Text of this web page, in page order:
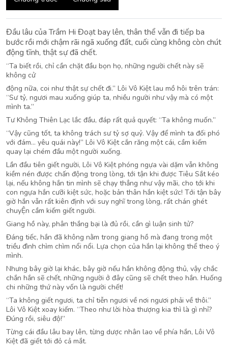
Đầu lâu của Trầm Hi Đoạt bay lên, thân thể vẫn đi tiếp ba
bước rồi mới chậm rãi ngã xuống đất, cuối cùng không còn chút
động tĩnh, thật sự đã chết.
“Ta biết rồi, chỉ cần chặt đầu bọn họ, những người chết này sẽ
không cử
động nữa, coi như thật sự chết đi.” Lôi Vô Kiệt lau mồ hôi trên trán:
“Sư tỷ, ngươi mau xuống giúp ta, nhiều người như vậy mà có một
mình ta.”
Tư Không Thiên Lạc lắc đầu, đáp rất quả quyết: “Ta không muốn.”
“Vậy cũng tốt, ta không trách sư tỷ sợ quỷ. Vậy để mình ta đối phó
với đám… yêu quái này!” Lôi Vô Kiệt cắn răng một cái, cầm kiếm
quay lại chém đầu một người xuống.
Lần đầu tiên giết người, Lôi Vô Kiệt phóng ngựa vài dặm vẫn không
kiềm nén được chấn động trong lòng, tới tận khi được Tiêu Sắt kéo
lại, nếu không hắn tin mình sẽ chạy thẳng như vậy mãi, cho tới khi
con ngựa hắn cưỡi kiệt sức, hoặc bản thân hắn kiệt sức! Tới tận bây
giờ hắn vẫn rất kiên định với suy nghĩ trong lòng, rất chán ghét
chuyỆn cầm kiếm giết người.
Giang hồ này, phân thắng bại là đủ rồi, cần gì luận sinh tử?
Đáng tiếc, hắn đã không nằm trong giang hồ mà đang trong một
triều đình chìm chìm nổi nổi. Lựa chọn của hắn lại không thể theo ý
mình.
Nhưng bây giờ lại khác, bây giờ nếu hắn không động thủ, vậy chắc
chắn hắn sẽ chết, những người ở đây cũng sẽ chết theo hắn. Huống
chi những thứ này vốn là người chết!
“Ta không giết ngươi, ta chỉ tiễn ngươi về nơi ngươi phải về thôi.”
Lôi Vô Kiệt xoay kiếm. “Theo như lời hòa thượng kia thì là gì nhỉ?
Đúng rồi, siêu độ!”
Từng cái đầu lâu bay lên, từng dược nhân lao về phía hắn, Lôi Vô
Kiệt đã giết tới đỏ cả mắt.